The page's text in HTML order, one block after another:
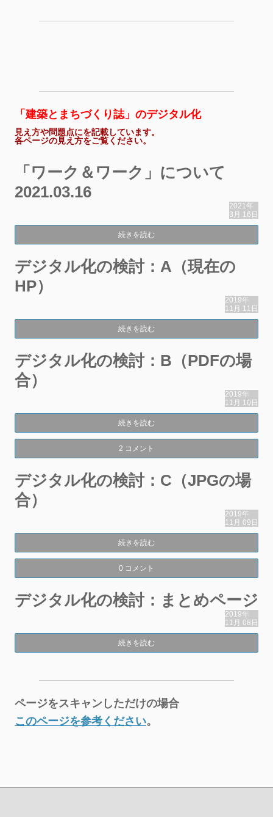
「建築とまちづくり誌」のデジタル化
見え方や問題点にを記載しています。
各ページの見え方をご覧ください。
「ワーク＆ワーク」について
2021.03.16
2021年
3月 16日
続きを読む
デジタル化の検討：A（現在の
HP）
2019年
11月 11日
続きを読む
デジタル化の検討：B（PDFの場
合）
2019年
11月 10日
続きを読む
2 コメント
デジタル化の検討：C（JPGの場
合）
2019年
11月 09日
続きを読む
0 コメント
デジタル化の検討：まとめページ
2019年
11月 08日
続きを読む
ページをスキャンしただけの場合
このページを参考ください。